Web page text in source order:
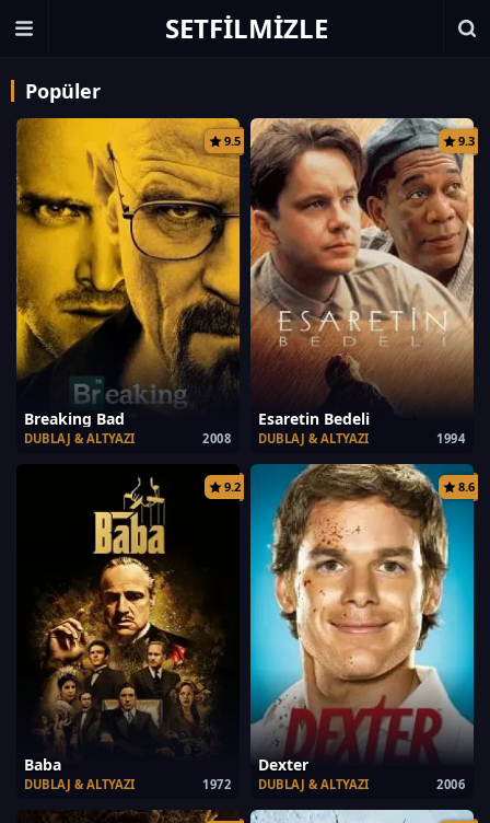
SETFILMIZLE
Popüler
9.5
Breaking Bad
2008
DUBLAJ & ALTYAZI
9.3
Esaretin Bedeli
1994
DUBLAJ & ALTYAZI
9.2
Baba
1972
DUBLAJ & ALTYAZI
8.6
Dexter
2006
DUBLAJ & ALTYAZI